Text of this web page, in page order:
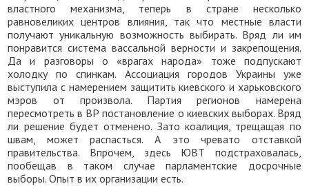
властного механизма, теперь в стране несколько
равновеликих центров влияния, так что местные власти
получают уникальную возможность выбирать. Вряд ли им
понравится система вассальной верности и закрепощения.
Да и разговоры о «врагах народа» тоже подпускают
холодку по спинкам. Ассоциация городов Украины уже
выступила с намерением защитить киевского и харьковского
мэров от произвола. Партия регионов намерена
пересмотреть в ВР постановление о киевских выборах. Вряд
ли решение будет отменено. Зато коалиция, трещащая по
швам, может распасться. А это чревато отставкой
правительства. Впрочем, здесь ЮВТ подстраховалась,
пообещав в таком случае парламентские досрочные
выборы. Опыт в их организации есть.